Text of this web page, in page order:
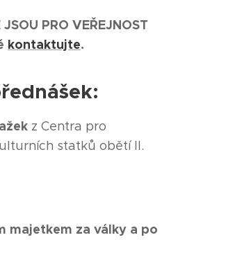
PRO VEŘEJNOST
kontaktujte.
z Centra pro
statků obětí II.
majetkem za války a po